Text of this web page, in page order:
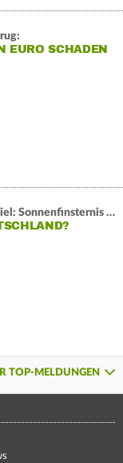
EURO SCHADEN
Himmelsschauspiel: Sonnenfinsternis über Spanien
TOP-MELDUNGEN